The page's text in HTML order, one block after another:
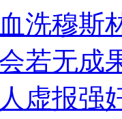
洗穆斯
若无成
虚报强